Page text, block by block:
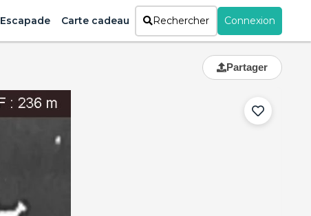
Escapade Carte cadeau Rechercher Connexion
Partager